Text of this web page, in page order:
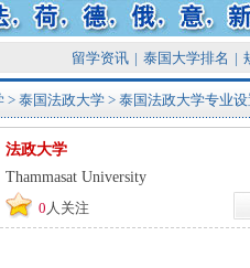
留学资讯 | 泰国大学排名 |
> 泰国法政大学 > 泰国法政大学专业
法政大学
Thammasat University
0 人关注